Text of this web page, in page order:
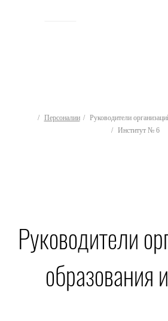
Персоналии
Руководители
Институт № 6
Руководители
образования